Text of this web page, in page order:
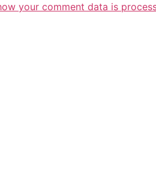
your comment data is